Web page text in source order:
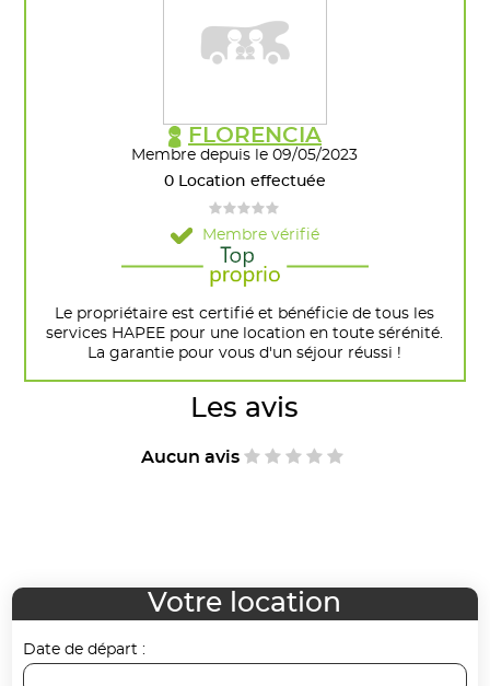
FLORENCIA
Membre depuis le 09/05/2023
0 Location effectuée
Membre vérifié
Le propriétaire est certifié et bénéficie de tous les
services HAPEE pour une location en toute sérénité.
La garantie pour vous d'un séjour réussi !
Les avis
Aucun avis
Votre location
Date de départ :